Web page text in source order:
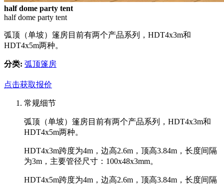
half dome party tent
half dome party tent
弧顶（单坡）篷房目前有两个产品系列，HDT4x3m和
HDT4x5m两种。
分类: 弧顶篷房
点击获取报价
常规细节
弧顶（单坡）篷房目前有两个产品系列，HDT4x3m和
HDT4x5m两种。
HDT4x3m跨度为4m，边高2.6m，顶高3.84m，长度间隔
为3m，主要管径尺寸：100x48x3mm。
HDT4x5m跨度为4m，边高2.6m，顶高3.84m，长度间隔